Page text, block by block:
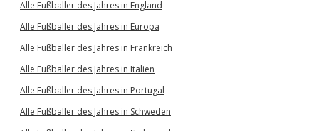
Alle Fußballer des Jahres in England
Alle Fußballer des Jahres in Europa
Alle Fußballer des Jahres in Frankreich
Alle Fußballer des Jahres in Italien
Alle Fußballer des Jahres in Portugal
Alle Fußballer des Jahres in Schweden